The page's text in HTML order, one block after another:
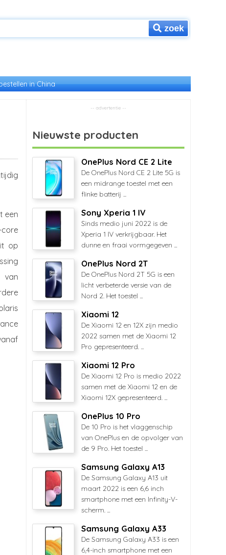
zoek
in China
een
core
op
van
Nieuwste producten
OnePlus Nord CE 2 Lite
De OnePlus Nord CE 2 Lite 5G is
een midrange toestel met een
flinke batterij ...
Sony Xperia 1 IV
Sinds medio juni 2022 is de
Xperia 1 IV verkrijgbaar. Het
dunne en fraai vormgegeven ...
OnePlus Nord 2T
De OnePlus Nord 2T 5G is een
licht verbeterde versie van de
Nord 2. Het toestel ...
Xiaomi 12
De Xiaomi 12 en 12X zijn medio
2022 samen met de Xiaomi 12
Pro gepresenteerd. ...
Xiaomi 12 Pro
De Xiaomi 12 Pro is medio 2022
samen met de Xiaomi 12 en de
Xiaomi 12X gepresenteerd. ...
OnePlus 10 Pro
De 10 Pro is het vlaggenschip
van OnePlus en de opvolger van
de 9 Pro. Het toestel ...
Samsung Galaxy A13
De Samsung Galaxy A13 uit
maart 2022 is een 6,6 inch
smartphone met een Infinity-V-
scherm. ...
Samsung Galaxy A33
De Samsung Galaxy A33 is een
6,4-inch smartphone met een